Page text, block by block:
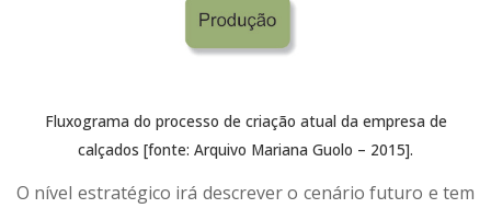
Fluxograma do processo de criação atual da empresa de
calçados [fonte: Arquivo Mariana Guolo – 2015].
O nível estratégico irá descrever o cenário futuro e tem